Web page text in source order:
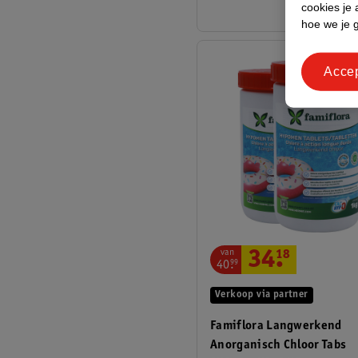
Famiflora Langwerkend
Anorganisch Chloor Tabs
Verkoop via partner
van
40.
99 34.
18
cookies je
hoe we je